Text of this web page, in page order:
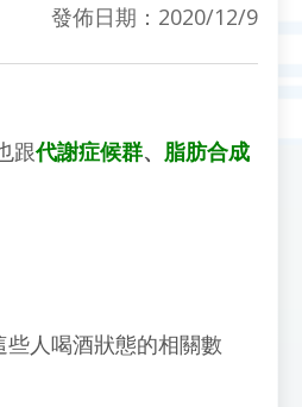
發佈日期：2020/12/9
跟代謝症候群、 脂肪合成
人喝酒狀態的相關數